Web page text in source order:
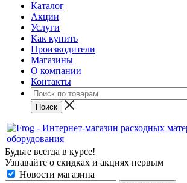
Каталог
Акции
Услуги
Как купить
Производители
Магазины
О компании
Контакты
Будьте всегда в курсе!
Узнавайте о скидках и акциях первым
Новости магазина